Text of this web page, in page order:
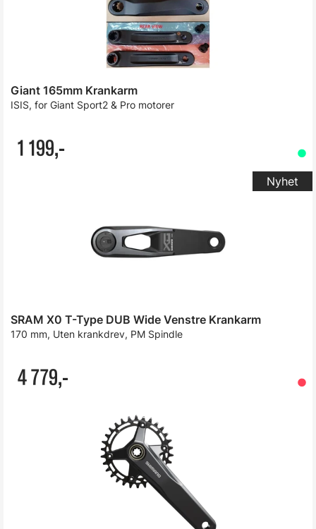
Giant 165mm Krankarm
ISIS, for Giant Sport2 & Pro motorer
1 199,-
SRAM X0 T-Type DUB Wide Venstre Krankarm
170 mm, Uten krankdrev, PM Spindle
4 779,-